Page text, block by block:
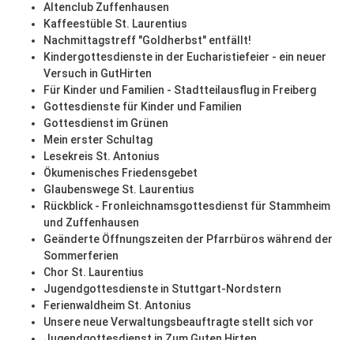
Altenclub Zuffenhausen
Kaffeestüble St. Laurentius
Nachmittagstreff "Goldherbst" entfällt!
Kindergottesdienste in der Eucharistiefeier - ein neuer
Versuch in GutHirten
Für Kinder und Familien - Stadtteilausflug in Freiberg
Gottesdienste für Kinder und Familien
Gottesdienst im Grünen
Mein erster Schultag
Lesekreis St. Antonius
Ökumenisches Friedensgebet
Glaubenswege St. Laurentius
Rückblick - Fronleichnamsgottesdienst für Stammheim
und Zuffenhausen
Geänderte Öffnungszeiten der Pfarrbüros während der
Sommerferien
Chor St. Laurentius
Jugendgottesdienste in Stuttgart-Nordstern
Ferienwaldheim St. Antonius
Unsere neue Verwaltungsbeauftragte stellt sich vor